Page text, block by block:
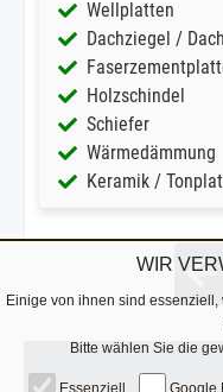
Wellplatten
Dachziegel /
Holzschindel
Schiefer
Wärmedämmung
Keramik /
WIR
Einige von ihnen sind
Bitte wählen Sie die
Essenziell Google